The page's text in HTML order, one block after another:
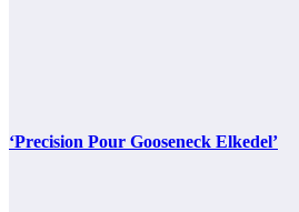
‘Precision Pour Gooseneck Elkedel’